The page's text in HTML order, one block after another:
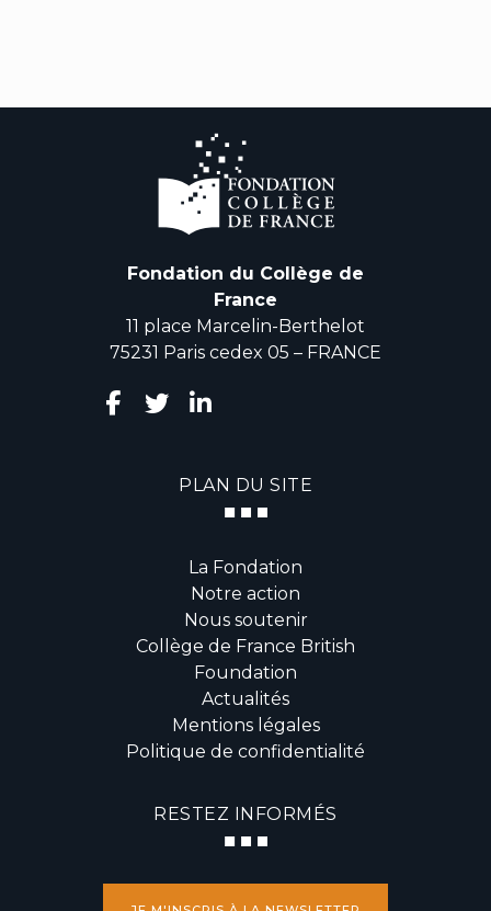
Fondation du Collège de
France
11 place Marcelin-Berthelot
75231 Paris cedex 05 – FRANCE
PLAN DU SITE
La Fondation
Notre action
Nous soutenir
Collège de France British
Foundation
Actualités
Mentions légales
Politique de confidentialité
RESTEZ INFORMÉS